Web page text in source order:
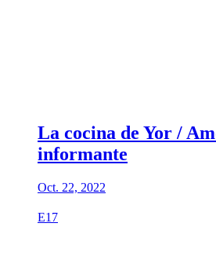
La cocina de Yor /
informante
Oct. 22, 2022
E17